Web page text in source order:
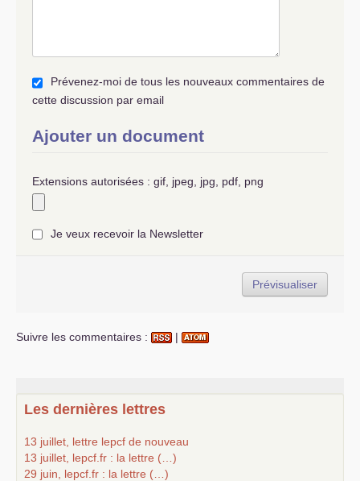
Prévenez-moi de tous les nouveaux commentaires de
cette discussion par email
Ajouter un document
Extensions autorisées : gif, jpeg, jpg, pdf, png
Je veux recevoir la Newsletter
Suivre les commentaires : |
Les dernières lettres
13 juillet, lettre lepcf de nouveau
13 juillet, lepcf.fr : la lettre (…)
29 juin, lepcf.fr : la lettre (…)